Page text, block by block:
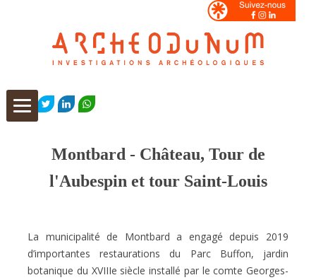
FACEBOOK
TWITTERLINKEDIN
Montbard - Château, Tour de
l'Aubespin et tour Saint-Louis
La municipalité de Montbard a engagé depuis 2019
d’importantes restaurations du Parc Buffon, jardin
botanique du XVIIIe siècle installé par le comte Georges-